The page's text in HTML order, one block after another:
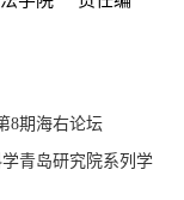
8期海右论坛
青岛研究院系列学